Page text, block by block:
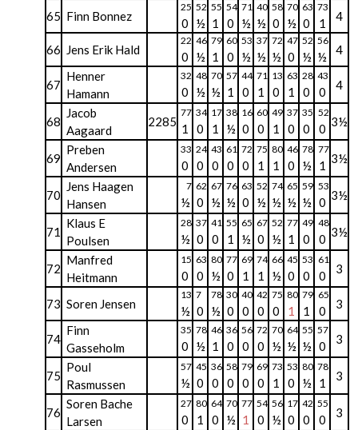
65 Finn Bonnez
25
0
52
½
55
1
54
0
71
½
40
½
58
0
70
½
63
0
73
1 4
66 Jens Erik Hald
22
0
46
½
79
1
60
0
53
½
37
½
72
½
47
0
52
½
56
½ 4
67
Henner
Hamann
32
0
48
½
70
½
57
1
44
0
71
1
13
0
63
1
28
0
43
0 4
68
Jacob
Aagaard
2285
77
1
34
0
17
1
38
½
16
0
60
0
49
1
37
0
35
0
52
0 3½
69
Preben
Andersen
33
0
24
0
43
0
61
0
72
0
75
1
80
1
46
0
78
½
77
1 3½
70
Jens Haagen
Hansen
7
½
62
0
67
½
76
½
63
0
52
½
74
½
65
½
59
½
53
0 3½
71
Klaus E
Poulsen
28
½
37
0
41
0
55
1
65
½
67
0
52
½
77
1
49
0
48
0 3½
72
Manfred
Heitmann
15
0
63
0
80
½
77
0
69
1
74
1
66
½
45
0
53
0
61
0 3
73 Soren Jensen
13
½
7
0
78
½
30
0
40
0
42
0
75
0
80
1
79
1
65
0 3
74
Finn
Gasseholm
35
0
78
½
46
1
36
0
56
0
72
0
70
½
64
½
55
½
57
0 3
75
Poul
Rasmussen
57
½
45
0
36
0
58
0
79
0
69
0
73
1
53
0
80
½
78
1 3
76
Soren Bache
Larsen
27
0
80
1
64
0
70
½
77
1
54
0
56
½
17
0
42
0
55
0 3